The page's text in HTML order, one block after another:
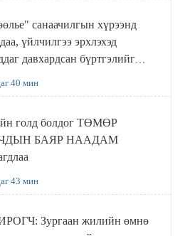
санаачилгын хүрээнд
үйлчилгээ эрхлэхэд
давхардсан бүртгэлийг
40 мин
голд болдог ТӨМӨР
БАЯР НААДАМ
43 мин
Зургаан жилийн өмнө